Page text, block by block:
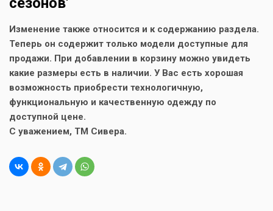
Изменение также относится и к содержанию раздела.
Теперь он содержит только модели доступные для
продажи. При добавлении в корзину можно увидеть
какие размеры есть в наличии. У Вас есть хорошая
возможность приобрести технологичную,
функциональную и качественную одежду по
доступной цене.
С уважением, ТМ Сивера.